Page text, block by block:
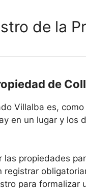
de la
de
Villalba es,
en un lugar y los
las propiedades
para formalizar